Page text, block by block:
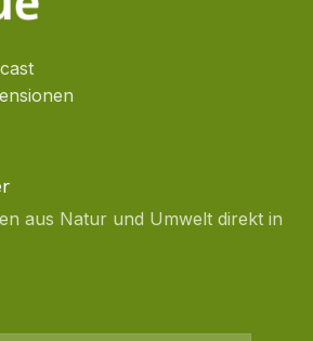
aus Natur und Umwelt direkt in